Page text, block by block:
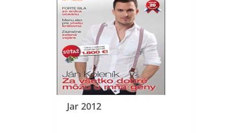
Jar 2012